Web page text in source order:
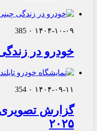
۱۴۰۴-۱۰-۰۹ ۰ 385
خودرو در
۱۴۰۴-۰۹-۱۱ ۰ 354
گزارش تصویری
۲۰۲۵